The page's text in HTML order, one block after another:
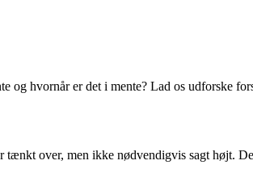
hvornår er det i mente? Lad os udforske
over, men ikke nødvendigvis sagt højt.